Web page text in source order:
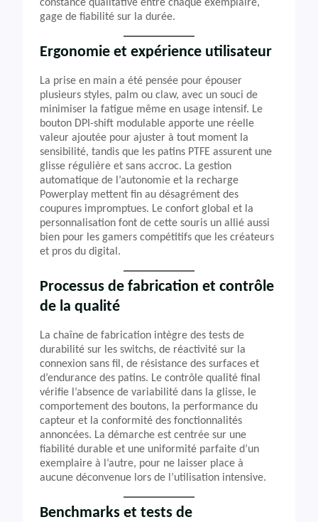
constance qualitative entre chaque exemplaire,
gage de fiabilité sur la durée.
Ergonomie et expérience utilisateur
La prise en main a été pensée pour épouser
plusieurs styles, palm ou claw, avec un souci de
minimiser la fatigue même en usage intensif. Le
bouton DPI-shift modulable apporte une réelle
valeur ajoutée pour ajuster à tout moment la
sensibilité, tandis que les patins PTFE assurent une
glisse régulière et sans accroc. La gestion
automatique de l’autonomie et la recharge
Powerplay mettent fin au désagrément des
coupures impromptues. Le confort global et la
personnalisation font de cette souris un allié aussi
bien pour les gamers compétitifs que les créateurs
et pros du digital.
Processus de fabrication et contrôle
de la qualité
La chaîne de fabrication intègre des tests de
durabilité sur les switchs, de réactivité sur la
connexion sans fil, de résistance des surfaces et
d’endurance des patins. Le contrôle qualité final
vérifie l’absence de variabilité dans la glisse, le
comportement des boutons, la performance du
capteur et la conformité des fonctionnalités
annoncées. La démarche est centrée sur une
fiabilité durable et une uniformité parfaite d’un
exemplaire à l’autre, pour ne laisser place à
aucune déconvenue lors de l’utilisation intensive.
Benchmarks et tests de